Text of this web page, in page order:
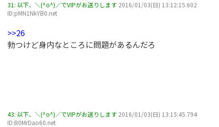
31: 以下、＼(^o^)／でVIPがお送りします 2016/01/03(日) 13:12:15.602
ID:pMN1NkYB0.net
>>26
勃つけど身内なところに問題があるんだろ
43: 以下、＼(^o^)／でVIPがお送りします 2016/01/03(日) 13:15:45.794
ID:B0MrDao60.net